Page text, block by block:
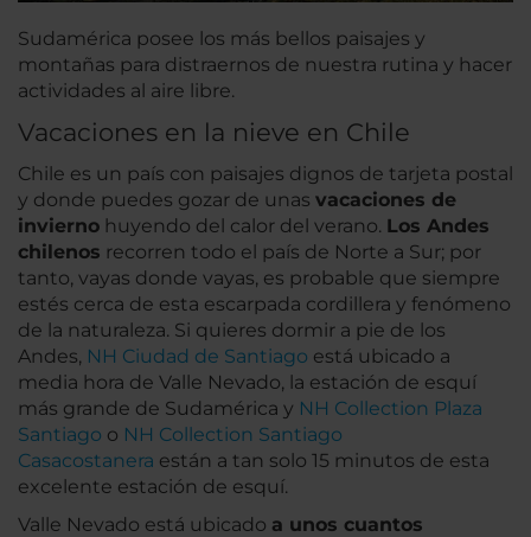
Sudamérica posee los más bellos paisajes y
montañas para distraernos de nuestra rutina y hacer
actividades al aire libre.
Vacaciones en la nieve en Chile
Chile es un país con paisajes dignos de tarjeta postal
y donde puedes gozar de unas vacaciones de
invierno huyendo del calor del verano. Los Andes
chilenos recorren todo el país de Norte a Sur; por
tanto, vayas donde vayas, es probable que siempre
estés cerca de esta escarpada cordillera y fenómeno
de la naturaleza. Si quieres dormir a pie de los
Andes, NH Ciudad de Santiago está ubicado a
media hora de Valle Nevado, la estación de esquí
más grande de Sudamérica y NH Collection Plaza
Santiago o NH Collection Santiago
Casacostanera están a tan solo 15 minutos de esta
excelente estación de esquí.
Valle Nevado está ubicado a unos cuantos